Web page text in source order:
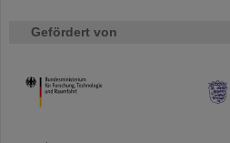
Gefördert von
HMWK